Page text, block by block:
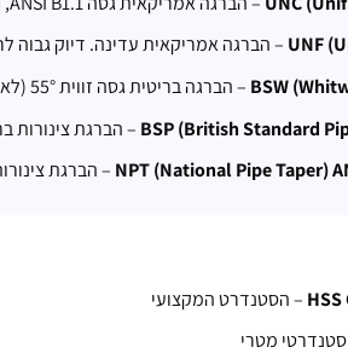
UNF – הברגה אמריקאית עדינה. דיוק גבוה
BSW – הברגה בריטית גסה זווית 55° (לא 60°!).
BSP (British Standard – הברגת צינורות
NPT (National Pipe Taper) – הברגת
– הסטנדרט המקצועי
מטרי